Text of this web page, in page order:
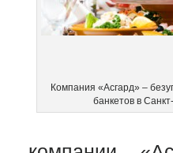
Компания «Асгард» –
банкетов в